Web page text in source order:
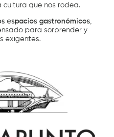
cultura que nos rodea.
espacios gastronómicos,
para sorprender y
exigentes.